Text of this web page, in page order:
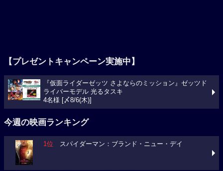
【プレゼントキャンペーン実施中】
『仮面ライダーゼッツ さよならのミッション』ゼッツド
ライバーモデル 光るタスキ
4名様 [〆8/6(木)]
今週の映画ランキング
1位 スパイダーマン：ブランド・ニュー・デイ